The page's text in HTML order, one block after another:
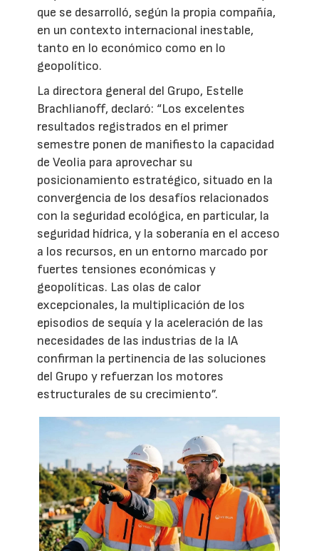
que se desarrolló, según la propia compañía,
en un contexto internacional inestable,
tanto en lo económico como en lo
geopolítico.
La directora general del Grupo, Estelle
Brachlianoff, declaró: “Los excelentes
resultados registrados en el primer
semestre ponen de manifiesto la capacidad
de Veolia para aprovechar su
posicionamiento estratégico, situado en la
convergencia de los desafíos relacionados
con la seguridad ecológica, en particular, la
seguridad hídrica, y la soberanía en el acceso
a los recursos, en un entorno marcado por
fuertes tensiones económicas y
geopolíticas. Las olas de calor
excepcionales, la multiplicación de los
episodios de sequía y la aceleración de las
necesidades de las industrias de la IA
confirman la pertinencia de las soluciones
del Grupo y refuerzan los motores
estructurales de su crecimiento”.